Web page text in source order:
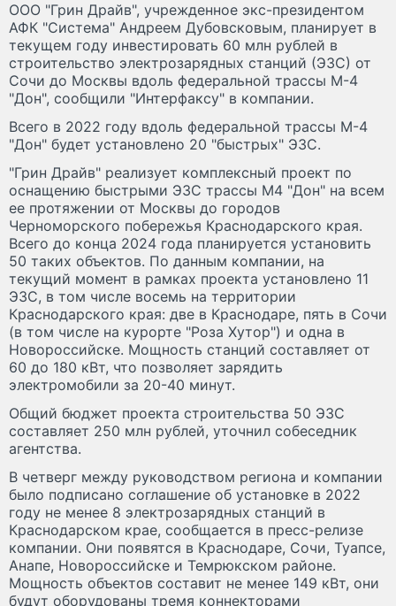
ООО "Грин Драйв", учрежденное экс-президентом
АФК "Система" Андреем Дубовсковым, планирует в
текущем году инвестировать 60 млн рублей в
строительство электрозарядных станций (ЭЗС) от
Сочи до Москвы вдоль федеральной трассы М-4
"Дон", сообщили "Интерфаксу" в компании.
Всего в 2022 году вдоль федеральной трассы М-4
"Дон" будет установлено 20 "быстрых" ЭЗС.
"Грин Драйв" реализует комплексный проект по
оснащению быстрыми ЭЗС трассы М4 "Дон" на всем
ее протяжении от Москвы до городов
Черноморского побережья Краснодарского края.
Всего до конца 2024 года планируется установить
50 таких объектов. По данным компании, на
текущий момент в рамках проекта установлено 11
ЭЗС, в том числе восемь на территории
Краснодарского края: две в Краснодаре, пять в Сочи
(в том числе на курорте "Роза Хутор") и одна в
Новороссийске. Мощность станций составляет от
60 до 180 кВт, что позволяет зарядить
электромобили за 20-40 минут.
Общий бюджет проекта строительства 50 ЭЗС
составляет 250 млн рублей, уточнил собеседник
агентства.
В четверг между руководством региона и компании
было подписано соглашение об установке в 2022
году не менее 8 электрозарядных станций в
Краснодарском крае, сообщается в пресс-релизе
компании. Они появятся в Краснодаре, Сочи, Туапсе,
Анапе, Новороссийске и Темрюкском районе.
Мощность объектов составит не менее 149 кВт, они
будут оборудованы тремя коннекторами